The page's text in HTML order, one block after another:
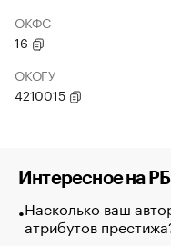
ОКФС
16
ОКОГУ
4210015
Интересное на
Насколько ваш
атрибутов